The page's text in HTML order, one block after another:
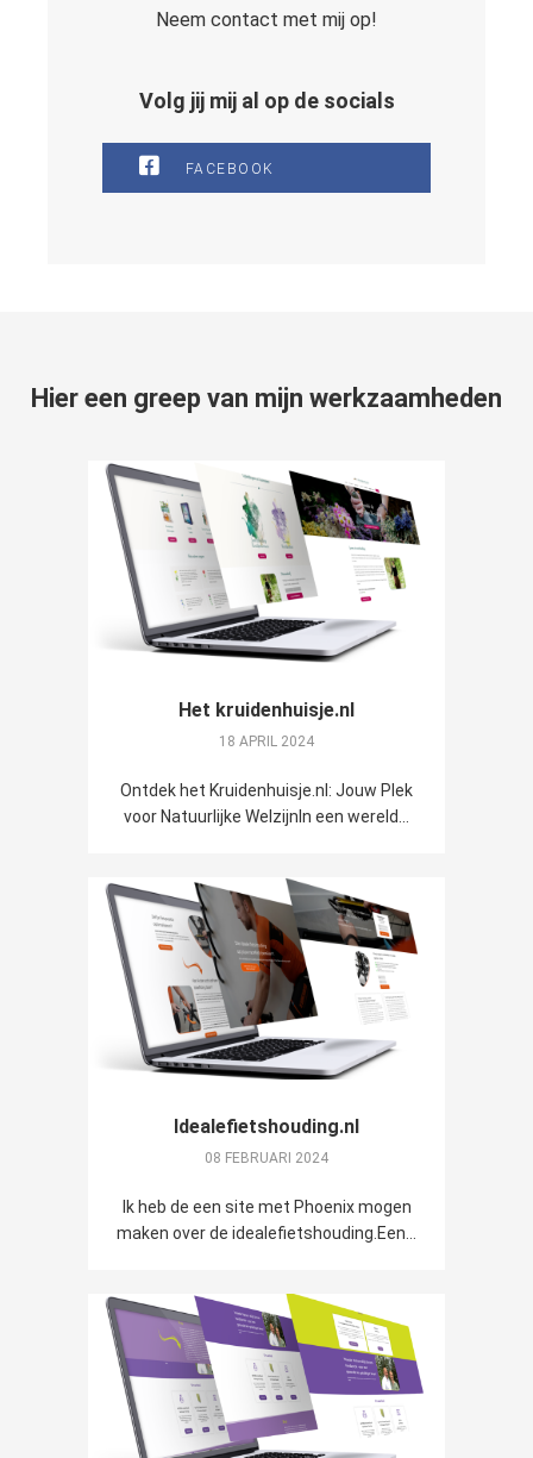
Neem contact met mij op!
Volg jij mij al op de socials
FACEBOOK
Hier een greep van mijn werkzaamheden
Het kruidenhuisje.nl
18 APRIL 2024
Ontdek het Kruidenhuisje.nl: Jouw Plek
voor Natuurlijke WelzijnIn een wereld...
Idealefietshouding.nl
08 FEBRUARI 2024
Ik heb de een site met Phoenix mogen
maken over de idealefietshouding.Een...